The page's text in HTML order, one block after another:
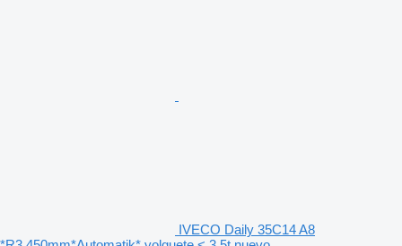
IVECO Daily 35C14 A8